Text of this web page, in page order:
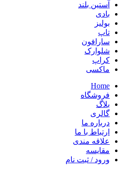
آستین بلند
بادی
بولیز
تاپ
سارافون
شلوارک
کراپ
ماکسی
Home
فروشگاه
بلاگ
گالری
درباره ما
ارتباط با ما
علاقه مندی
مقایسه
ورود / ثبت نام